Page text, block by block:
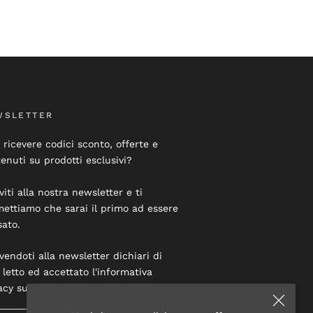
ricevere codici sconto, offerte e
su prodotti esclusivi?
alla nostra newsletter e ti
che sarai il primo ad essere
alla newsletter dichiari di
letto ed accettato l'informativa
su questo sito.